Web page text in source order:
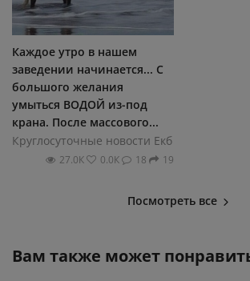
Каждое утро в нашем
заведении начинается... С
большого желания
умыться ВОДОЙ из-под
крана. После массового...
Круглосуточные новости Екб
27.0К 0.0К 18 19
Посмотреть все
Вам также может